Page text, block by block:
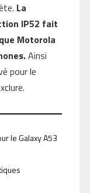
La
IP52 fait
Motorola
Ainsi
pour le
le Galaxy A53